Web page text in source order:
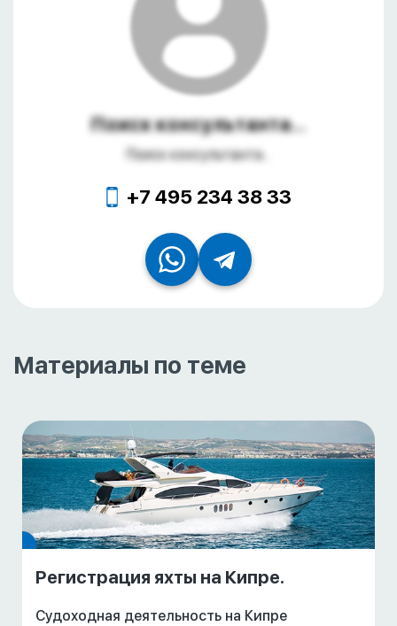
Поиск консультанта...
Поиск консультанта...
+7 495 234 38 33
Материалы по теме
Регистрация яхты на Кипре.
Судоходная деятельность на Кипре